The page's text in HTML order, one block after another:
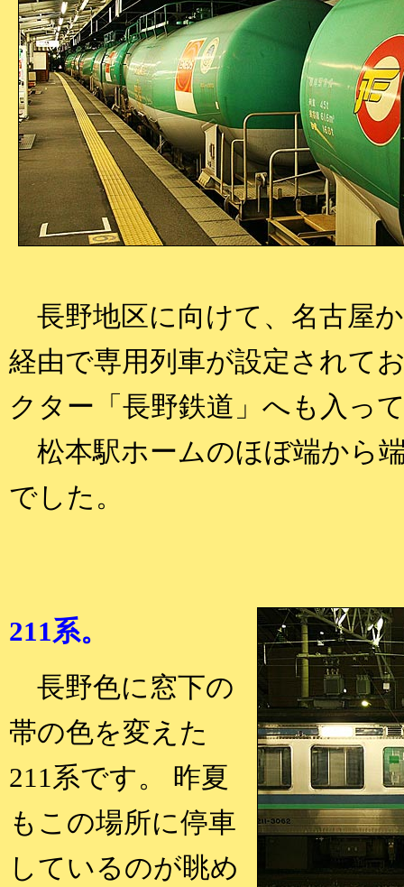
長野地区に向けて、名古屋
経由で専用列車が設定されて
クター「長野鉄道」へも入っ
松本駅ホームのほぼ端から
でした。
211系。
長野色に窓下の
帯の色を変えた
211系です。 昨夏
もこの場所に停車
しているのが眺め